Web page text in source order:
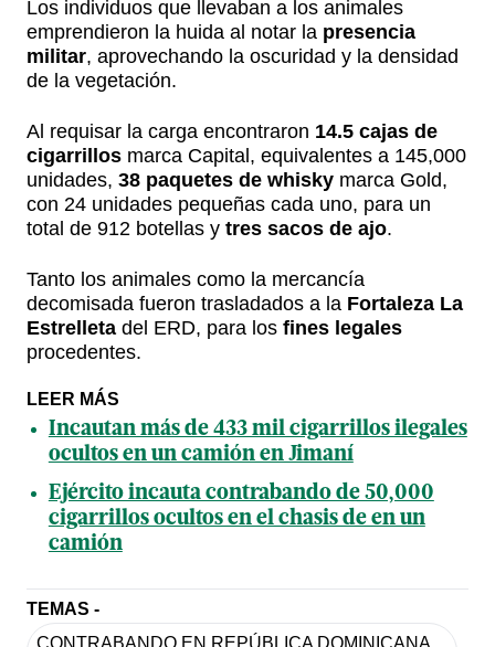
Los individuos que llevaban a los animales
emprendieron la huida al notar la presencia
militar, aprovechando la oscuridad y la densidad
de la vegetación.
Al requisar la carga encontraron 14.5 cajas de
cigarrillos marca Capital, equivalentes a 145,000
unidades, 38 paquetes de whisky marca Gold,
con 24 unidades pequeñas cada uno, para un
total de 912 botellas y tres sacos de ajo.
Tanto los animales como la mercancía
decomisada fueron trasladados a la Fortaleza La
Estrelleta del ERD, para los fines legales
procedentes.
LEER MÁS
Incautan más de 433 mil cigarrillos ilegales
ocultos en un camión en Jimaní
Ejército incauta contrabando de 50,000
cigarrillos ocultos en el chasis de en un
camión
TEMAS -
CONTRABANDO EN REPÚBLICA DOMINICANA